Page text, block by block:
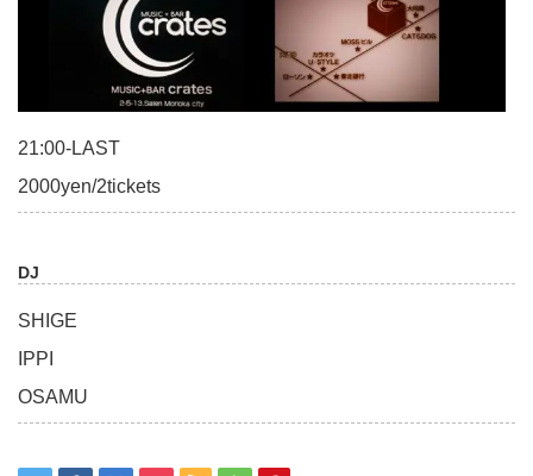
21:00-LAST
2000yen/2tickets
DJ
SHIGE
IPPI
OSAMU